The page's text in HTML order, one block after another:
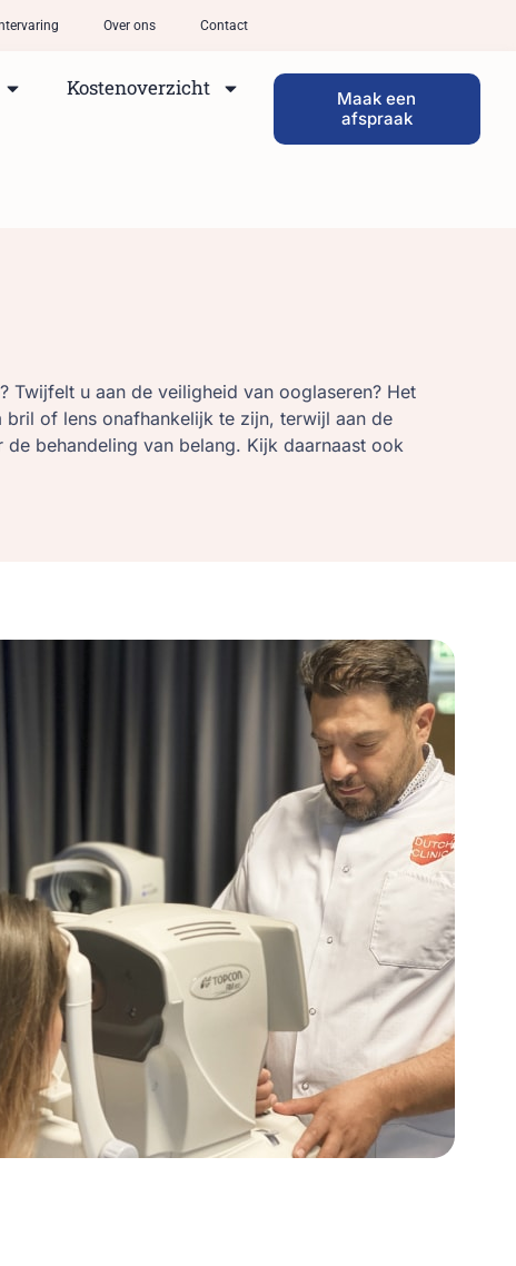
Over ons Contact
Kostenoverzicht
Maak een
afspraak
Twijfelt u aan de veiligheid van ooglaseren? Het
of lens onafhankelijk te zijn, terwijl aan de
behandeling van belang. Kijk daarnaast ook